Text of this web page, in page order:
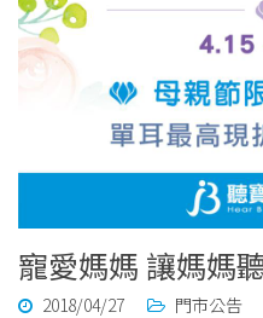
寵愛媽媽 讓媽媽
2018/04/27 門市公告